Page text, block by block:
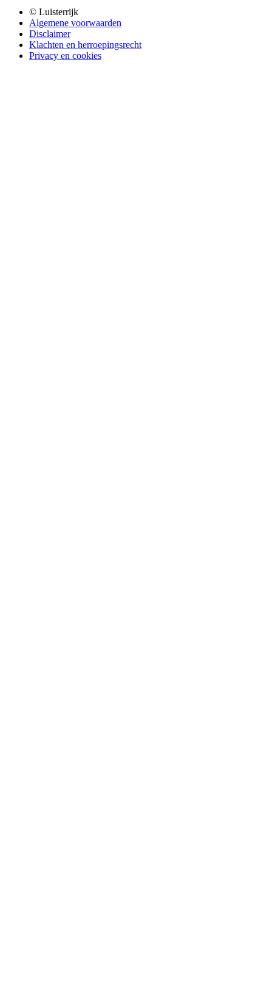
© Luisterrijk
Algemene voorwaarden
Disclaimer
Klachten en herroepingsrecht
Privacy en cookies